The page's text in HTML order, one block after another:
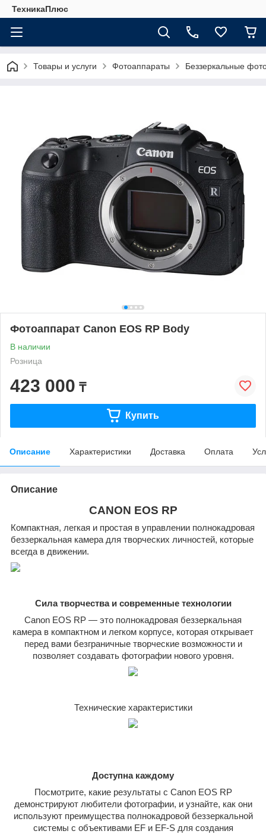
ТехникаПлюс
Товары и услуги Фотоаппараты Беззеркальные
Фотоаппарат Canon EOS RP Body
В наличии
Розница
423 000 ₸
Купить
Описание Характеристики Доставка Оплата
Описание
CANON EOS RP
Компактная, легкая и простая в управлении полнокадровая
беззеркальная камера для творческих личностей, которые
всегда в движении.
Сила творчества и современные технологии
Canon EOS RP — это полнокадровая беззеркальная
камера в компактном и легком корпусе, которая открывает
перед вами безграничные творческие возможности и
позволяет создавать фотографии нового уровня.
Технические характеристики
Доступна каждому
Посмотрите, какие результаты с Canon EOS RP
демонстрируют любители фотографии, и узнайте, как они
используют преимущества полнокадровой беззеркальной
системы с объективами EF и EF-S для создания